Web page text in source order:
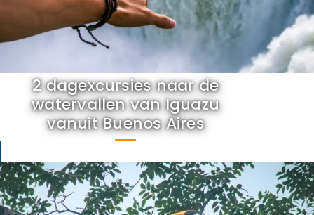
2 dagexcursies naar de
watervallen van Iguazu
vanuit Buenos Aires